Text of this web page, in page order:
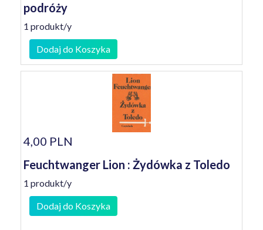
podróży
1 produkt/y
Dodaj do Koszyka
4,00 PLN
Feuchtwanger Lion : Żydówka z Toledo
1 produkt/y
Dodaj do Koszyka